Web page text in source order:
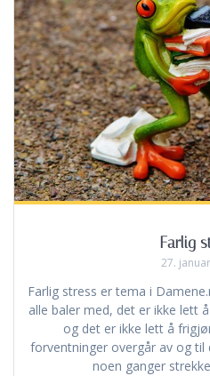
Farlig
27.
Farlig stress er tema i
alle baler med, det er ikke lett
og det er ikke lett å
forventninger overgår av og til
noen ganger